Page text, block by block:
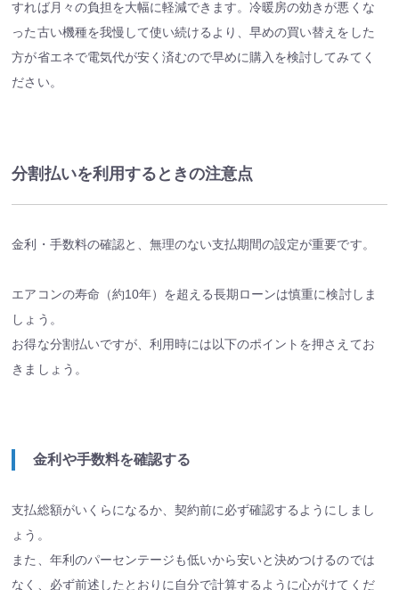
すれば月々の負担を大幅に軽減できます。冷暖房の効きが悪くな
った古い機種を我慢して使い続けるより、早めの買い替えをした
方が省エネで電気代が安く済むので早めに購入を検討してみてく
ださい。
分割払いを利用するときの注意点
金利・手数料の確認と、無理のない支払期間の設定が重要です。
エアコンの寿命（約10年）を超える長期ローンは慎重に検討しま
しょう。
お得な分割払いですが、利用時には以下のポイントを押さえてお
きましょう。
金利や手数料を確認する
支払総額がいくらになるか、契約前に必ず確認するようにしまし
ょう。
また、年利のパーセンテージも低いから安いと決めつけるのでは
なく、必ず前述したとおりに自分で計算するように心がけてくだ